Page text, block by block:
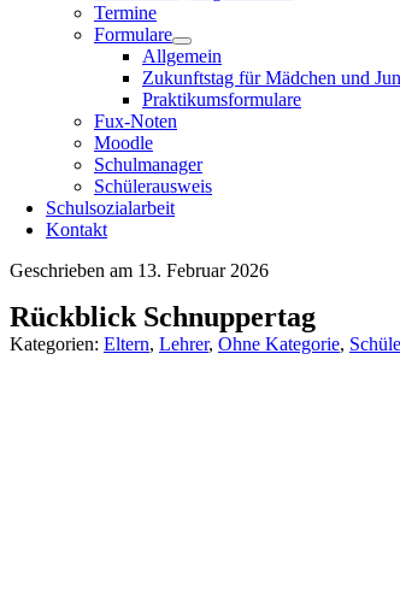
Termine
Formulare
Allgemein
Zukunftstag für Mädchen und
Praktikumsformulare
Fux-Noten
Moodle
Schulmanager
Schülerausweis
Schulsozialarbeit
Kontakt
Geschrieben am 13. Februar 2026
Rückblick Schnuppertag
Kategorien: Eltern, Lehrer, Ohne Kategorie,